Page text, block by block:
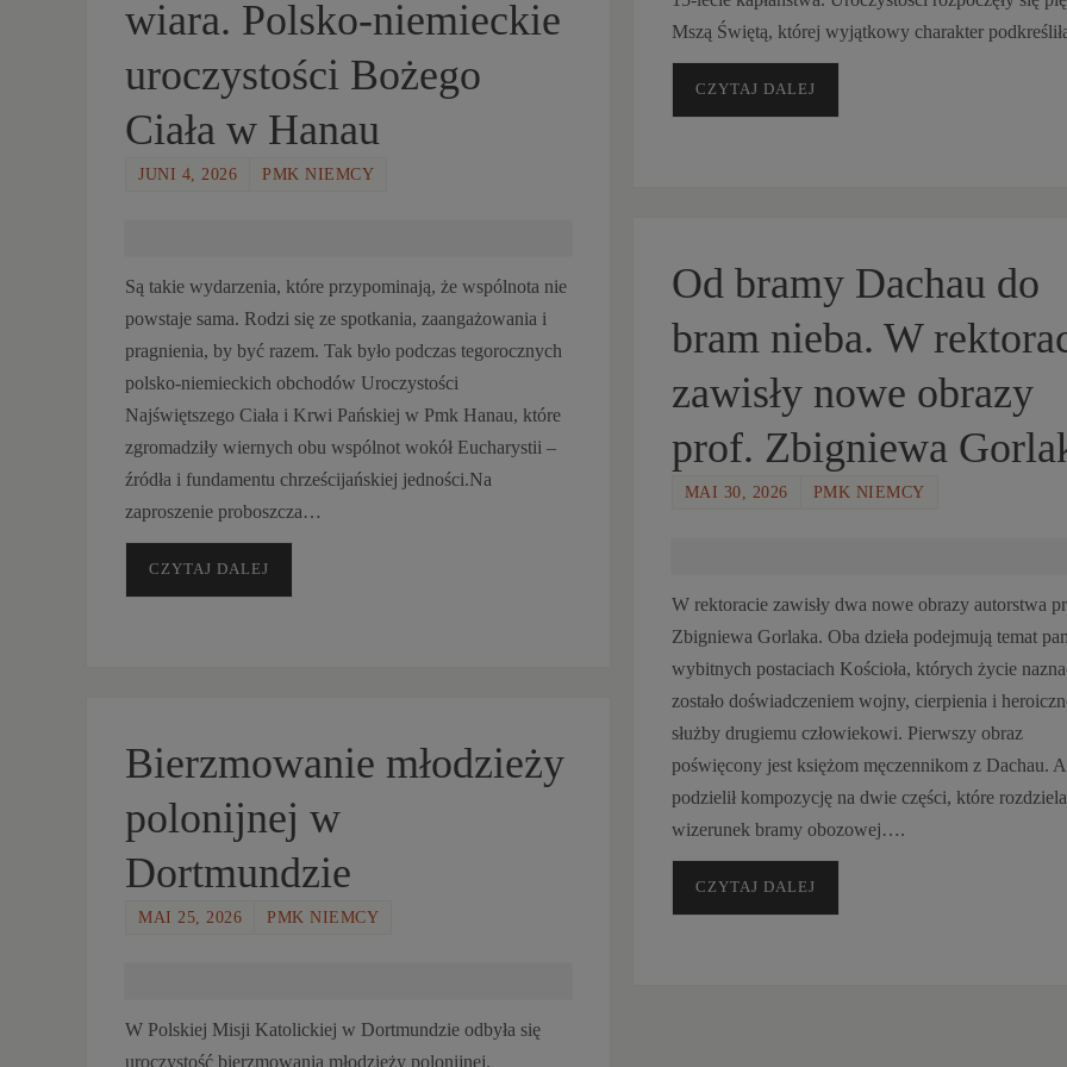
Mszą Świętą, której wyjątkowy charakter
CZYTAJ DALEJ
wiara. Polsko-niemieckie
uroczystości Bożego
Ciała w Hanau
JUNI 4, 2026 PMK NIEMCY
Są takie wydarzenia, które przypominają, że wspólnota nie
powstaje sama. Rodzi się ze spotkania, zaangażowania i
pragnienia, by być razem. Tak było podczas tegorocznych
polsko-niemieckich obchodów Uroczystości
Najświętszego Ciała i Krwi Pańskiej w Pmk Hanau, które
zgromadziły wiernych obu wspólnot wokół Eucharystii –
źródła i fundamentu chrześcijańskiej jedności.Na
zaproszenie proboszcza…
CZYTAJ DALEJ
Od bramy Dachau do
bram nieba. W
zawisły nowe obrazy
prof. Zbigniewa
MAI 30, 2026 PMK NIEMCY
W rektoracie zawisły dwa nowe obrazy autorstwa
Zbigniewa Gorlaka. Oba dzieła podejmują temat
wybitnych postaciach Kościoła, których życie
zostało doświadczeniem wojny, cierpienia i
służby drugiemu człowiekowi. Pierwszy obraz
poświęcony jest księżom męczennikom z Dachau.
podzielił kompozycję na dwie części, które rozdziela
wizerunek bramy obozowej….
CZYTAJ DALEJ
Bierzmowanie młodzieży
polonijnej w
Dortmundzie
MAI 25, 2026 PMK NIEMCY
W Polskiej Misji Katolickiej w Dortmundzie odbyła się
uroczystość bierzmowania młodzieży polonijnej.